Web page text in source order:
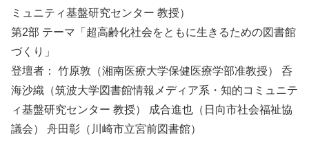
ミュニティ基盤研究センター 教授）
第2部 テーマ「超高齢化社会をともに生きるための図書館
づくり」
登壇者： 竹原敦（湘南医療大学保健医療学部准教授） 呑
海沙織（筑波大学図書館情報メディア系・知的コミュニテ
ィ基盤研究センター 教授） 成合進也（日向市社会福祉協
議会） 舟田彰（川崎市立宮前図書館）